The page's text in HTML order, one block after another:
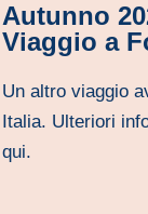
Autunno
Viaggio a
Un altro viaggio
Italia. Ulteriori
qui.